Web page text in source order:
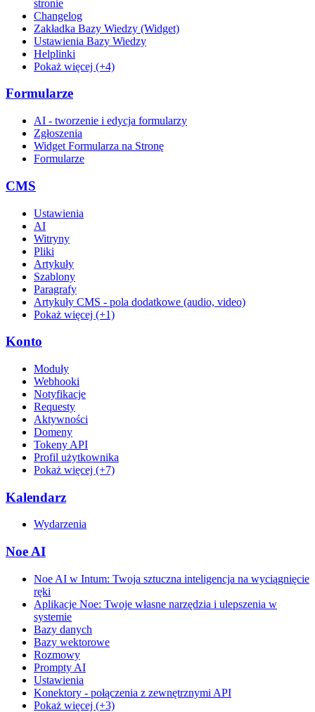
stronie
Changelog
Zakładka Bazy Wiedzy (Widget)
Ustawienia Bazy Wiedzy
Helplinki
Pokaż więcej (+4)
Formularze
AI - tworzenie i edycja formularzy
Zgłoszenia
Widget Formularza na Stronę
Formularze
CMS
Ustawienia
AI
Witryny
Pliki
Artykuły
Szablony
Paragrafy
Artykuły CMS - pola dodatkowe (audio, video)
Pokaż więcej (+1)
Konto
Moduły
Webhooki
Notyfikacje
Requesty
Aktywności
Domeny
Tokeny API
Profil użytkownika
Pokaż więcej (+7)
Kalendarz
Wydarzenia
Noe AI
Noe AI w Intum: Twoja sztuczna inteligencja na wyciągnięcie
ręki
Aplikacje Noe: Twoje własne narzędzia i ulepszenia w
systemie
Bazy danych
Bazy wektorowe
Rozmowy
Prompty AI
Ustawienia
Konektory - połączenia z zewnętrznymi API
Pokaż więcej (+3)